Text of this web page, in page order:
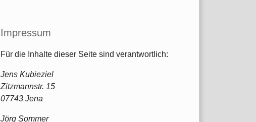
Impressum
Für die Inhalte dieser Seite sind verantwortlich:
Jens Kubieziel
Zitzmannstr. 15
07743 Jena
Jörg Sommer